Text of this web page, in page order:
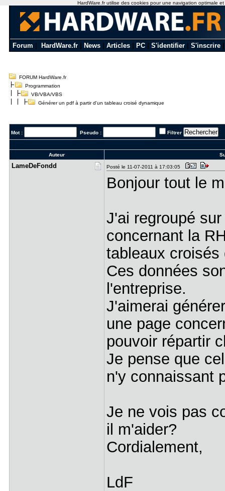
Forum HardWare.fr News Articles PC S'identifier S'inscrire
FORUM HardWare.fr
Programmation
VB/VBA/VBS
Générer un pdf à partir d'un tableau croisé dynamique
Mot : Pseudo : Filtrer
Auteur
LameDeFond​d Posté le 11-07-2011 à 17:03:05
Bonjour tout le
J'ai regroupé
concernant la
tableaux croisés
Ces données
l'entreprise.
J'aimerai
une page
pouvoir répartir
Je pense que
n'y connaissant
Je ne vois pas
il m'aider?
Cordialement,
LdF
HardWare.fr utilise des cookies pour une navigation optimale